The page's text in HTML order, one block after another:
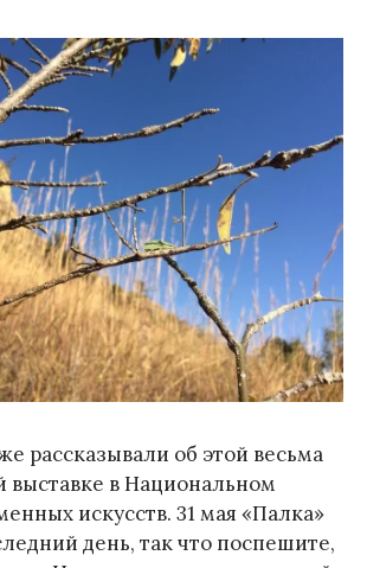
рассказывали об этой весьма
выставке в Национальном
искусств. 31 мая «Палка»
день, так что поспешите,